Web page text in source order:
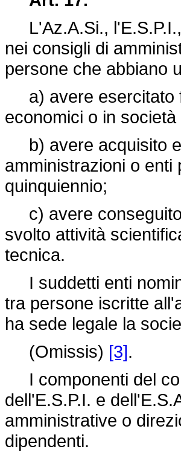
L'Az.A.Si., l'E.S.P.I.,
nei consigli di
persone che abbiano
a) avere esercitato
economici o in
b) avere acquisito
amministrazioni o enti
quinquiennio;
c) avere conseguito
svolto attività
tecnica.
I suddetti enti
tra persone iscritte
ha sede legale la
(Omissis) [3].
I componenti del
dell'E.S.P.I. e
amministrative o
dipendenti.